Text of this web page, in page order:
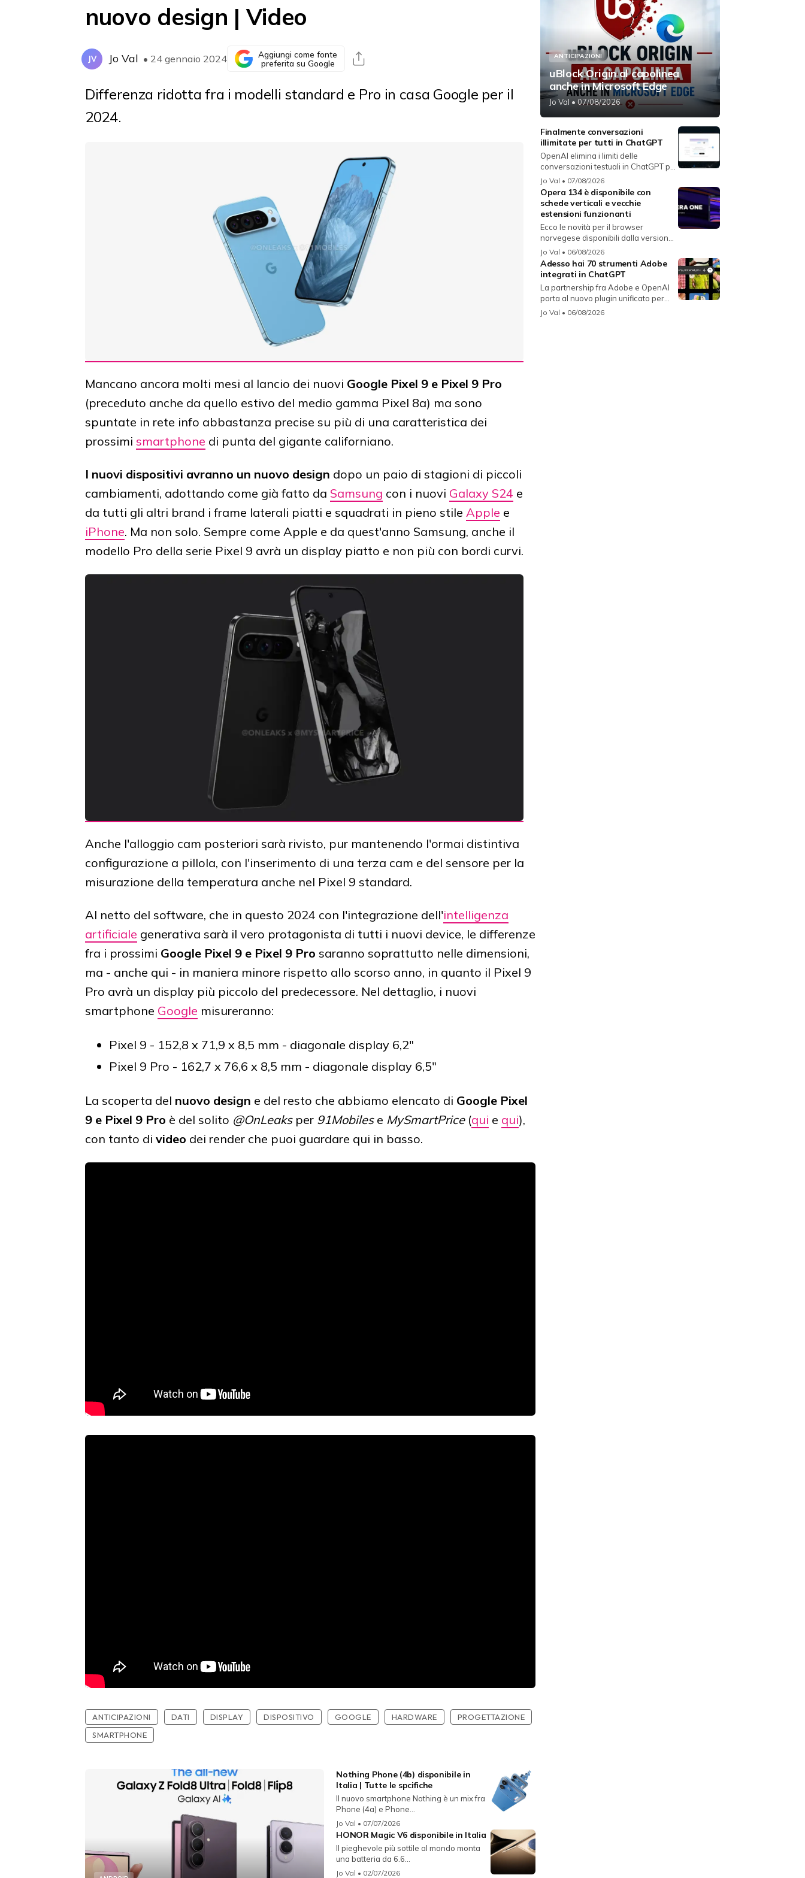
nuovo design | Video
JV Jo Val • 24 gennaio 2024
Aggiungi come fonte
preferita su Google
Differenza ridotta fra i modelli standard e Pro in casa Google per il
2024.
Mancano ancora molti mesi al lancio dei nuovi Google Pixel 9 e Pixel 9 Pro
(preceduto anche da quello estivo del medio gamma Pixel 8a) ma sono
spuntate in rete info abbastanza precise su più di una caratteristica dei
prossimi smartphone di punta del gigante californiano.
I nuovi dispositivi avranno un nuovo design dopo un paio di stagioni di piccoli
cambiamenti, adottando come già fatto da Samsung con i nuovi Galaxy S24 e
da tutti gli altri brand i frame laterali piatti e squadrati in pieno stile Apple e
iPhone. Ma non solo. Sempre come Apple e da quest'anno Samsung, anche il
modello Pro della serie Pixel 9 avrà un display piatto e non più con bordi curvi.
Anche l'alloggio cam posteriori sarà rivisto, pur mantenendo l'ormai distintiva
configurazione a pillola, con l'inserimento di una terza cam e del sensore per la
misurazione della temperatura anche nel Pixel 9 standard.
Al netto del software, che in questo 2024 con l'integrazione dell'intelligenza
artificiale generativa sarà il vero protagonista di tutti i nuovi device, le differenze
fra i prossimi Google Pixel 9 e Pixel 9 Pro saranno soprattutto nelle dimensioni,
ma - anche qui - in maniera minore rispetto allo scorso anno, in quanto il Pixel 9
Pro avrà un display più piccolo del predecessore. Nel dettaglio, i nuovi
smartphone Google misureranno:
Pixel 9 - 152,8 x 71,9 x 8,5 mm - diagonale display 6,2"
Pixel 9 Pro - 162,7 x 76,6 x 8,5 mm - diagonale display 6,5"
La scoperta del nuovo design e del resto che abbiamo elencato di Google Pixel
9 e Pixel 9 Pro è del solito @OnLeaksper 91Mobilese MySmartPrice(qui e qui),
con tanto di video dei render che puoi guardare qui in basso.
ANTICIPAZIONI DATI DISPLAY DISPOSITIVO GOOGLE HARDWARE
PROGETTAZIONE
SMARTPHONE
Nothing Phone (4b) disponibile in
Italia | Tutte le spcifiche
Il nuovo smartphone Nothing è un mix fra
Phone (4a) e Phone...
Jo Val • 07/07/2026
HONOR Magic V6 disponibile in Italia
Il pieghevole più sottile al mondo monta
una batteria da 6.6...
Jo Val • 02/07/2026
ANTICIPAZIONI
uBlock Origin al capolinea
anche in Microsoft Edge
Jo Val • 07/08/2026
Finalmente conversazioni
illimitate per tutti in ChatGPT
OpenAI elimina i limiti delle
conversazioni testuali in ChatGPT per
i...
Jo Val • 07/08/2026
Opera 134 è disponibile con
schede verticali e vecchie
estensioni funzionanti
Ecco le novità per il browser
norvegese disponibili dalla versione
134...
Jo Val • 06/08/2026
Adesso hai 70 strumenti Adobe
integrati in ChatGPT
La partnership fra Adobe e OpenAI
porta al nuovo plugin unificato per...
Jo Val • 06/08/2026